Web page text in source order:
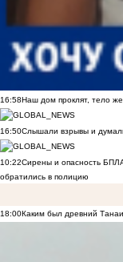
16:58Наш дом проклят, тело
16:50Слышали взрывы и
10:22Сирены и опасность
обратились в полицию
18:00Каким был древний